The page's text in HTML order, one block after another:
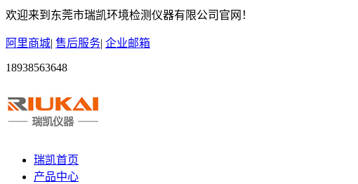
欢迎来到东莞市瑞凯环境检测仪器有限公司官网！
阿里商城| 售后服务| 企业邮箱
18938563648
瑞凯首页
产品中心